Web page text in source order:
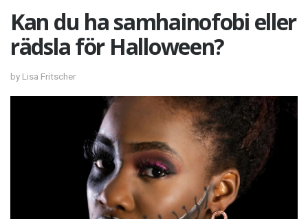
Kan du ha samhainofobi eller
rädsla för Halloween?
by Lisa Fritscher